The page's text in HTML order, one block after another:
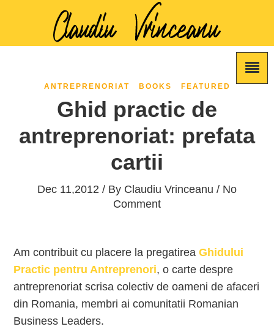
ANTREPRENORIAT BOOKS FEATURED
Ghid practic de
antreprenoriat: prefata
cartii
Dec 11,2012 / By Claudiu Vrinceanu / No
Comment
Am contribuit cu placere la pregatireaGhidului
Practic pentru Antreprenori, o carte despre
antreprenoriat scrisa colectiv de oameni de afaceri
din Romania, membri ai comunitatii Romanian
Business Leaders.